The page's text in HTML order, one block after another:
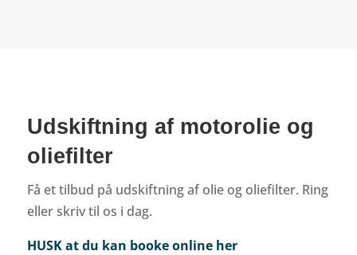
Udskiftning af motorolie og
oliefilter
Få et tilbud på udskiftning af olie og oliefilter. Ring
eller skriv til os i dag.
HUSK at du kan booke online her